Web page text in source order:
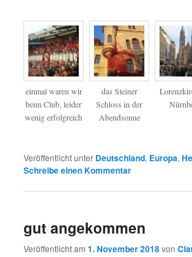
einmal waren wir
beim Club, leider
wenig erfolgreich
das Steiner
Schloss in der
Abendsonne
Veröffentlicht unter Deutschland, Europa,
Schreibe einen Kommentar
gut angekommen
Veröffentlicht am1. November 2018von